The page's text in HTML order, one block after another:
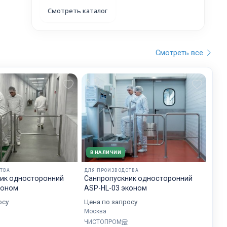
Смотреть каталог
Смотреть все
односторонний
В НАЛИЧИИ
ДЛЯ ПРОИЗВОДСТВА
Санпропускник односторонний
ASP-HL-03 эконом
Цена по запросу
Москва
ЧИСТОПРОМ